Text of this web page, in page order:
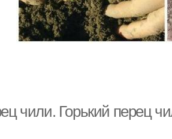
чили. Горький перец